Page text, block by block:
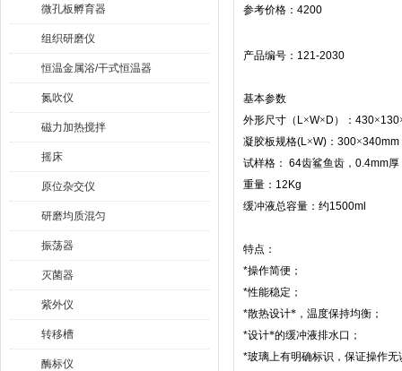
微孔板孵育器
组织研磨仪
恒温金属浴/干式恒温器
氮吹仪
磁力加热搅拌
摇床
原位杂交仪
研磨均质混匀
振荡器
灭菌器
紫外仪
转移槽
酶标仪
参考价格： 4200
产品编号： 121-2030
基本参数
外形尺寸（ L×W× D ）： 430×130
凝胶板规格(L×W) ： 300×340mm
试样格： 64齿鲨鱼齿， 0.4mm厚
重量： 12Kg
缓冲液总容量：约1500ml
特点：
*操作简便；
*性能稳定；
*散热设计*，温度保持均衡；
*设计*的缓冲液排水口；
*玻璃上有明确标识，保证操作无